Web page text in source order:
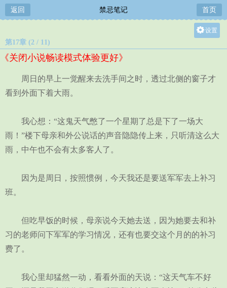
返回 禁忌笔记 首页
设置
中
第17章 (2 / 11)
《关闭小说畅读模式体验更好》
周日的早上一觉醒来去洗手间之时，透过北侧的窗子才
看到外面下着大雨。
我心想：“这鬼天气憋了一个星期了总是下了一场大
雨！”楼下母亲和外公说话的声音隐隐传上来，只听清这么大
雨，中午也不会有太多客人了。
因为是周日，按照惯例，今天我还是要送军军去上补习
班。
但吃早饭的时候，母亲说今天她去送，因为她要去和补
习的老师问下军军的学习情况，还有也要交这个月的的补习
费了。
我心里却猛然一动，看看外面的天说：“这天气车不好